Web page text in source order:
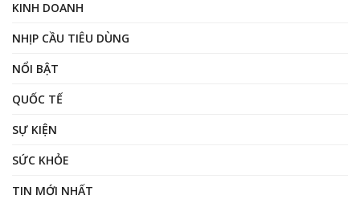
KINH DOANH
NHỊP CẦU TIÊU DÙNG
NỔI BẬT
QUỐC TẾ
SỰ KIỆN
SỨC KHỎE
TIN MỚI NHẤT